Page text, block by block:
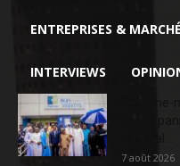
ENTREPRISES &
INTERVIEWS
7 août 2026